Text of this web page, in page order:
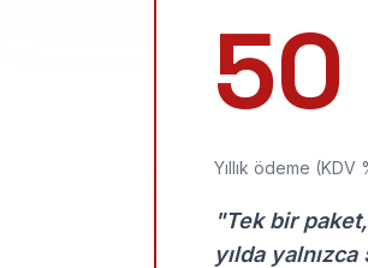
50
Yıllık ödeme
"Tek bir
yılda